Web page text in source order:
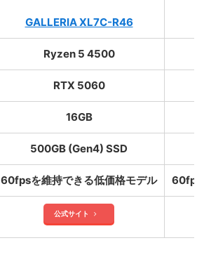
GALLERIA XL7C-R46
Ryzen 5 4500
RTX 5060
16GB
500GB (Gen4) SSD
60fpsを維持できる低価格モデル
公式サイト